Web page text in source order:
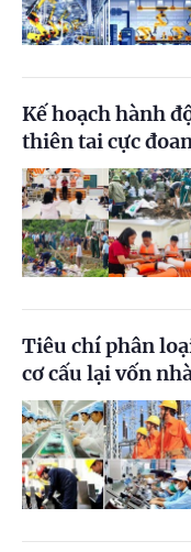
Kế hoạch hành
thiên tai cực
Tiêu chí phân
cơ cấu lại vốn